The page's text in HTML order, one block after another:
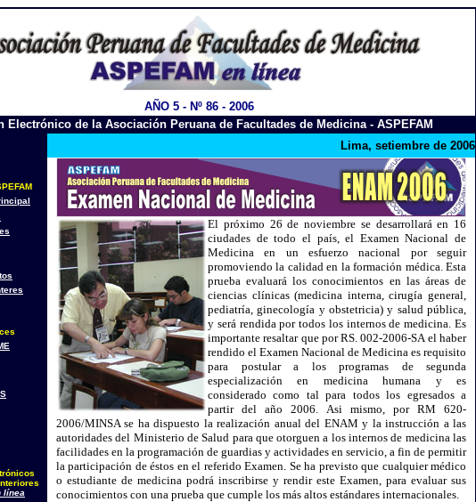
AÑO 5 - Nº 86 - 2006
Electrónico de la Asociación Peruana de Facultades de Medicina - ASPEFAM
línea
Lima, setiembre de 2006
El próximo 26 de noviembre se desarrollará en 16
ciudades de todo el país, el Examen Nacional de
Medicina en un esfuerzo nacional por seguir
promoviendo la calidad en la formación médica. Esta
prueba evaluará los conocimientos en las áreas de
ciencias clínicas (medicina interna, cirugía general,
pediatría, ginecología y obstetricia) y salud pública,
y será rendida por todos los internos de medicina. Es
importante resaltar que por RS. 002-2006-SA el haber
rendido el Examen Nacional de Medicina es requisito
para postular a los programas de segunda
especialización en medicina humana y es
considerado como tal para todos los egresados a
partir del año 2006. Asi mismo, por RM 620-
2006/MINSA se ha dispuesto la realización anual del ENAM y la instrucción a las
autoridades del Ministerio de Salud para que otorguen a los internos de medicina las
facilidades en la programación de guardias y actividades en servicio, a fin de permitir
la participación de éstos en el referido Examen. Se ha previsto que cualquier médico
o estudiante de medicina podrá inscribirse y rendir este Examen, para evaluar sus
conocimientos con una prueba que cumple los más altos estándares internacionales.